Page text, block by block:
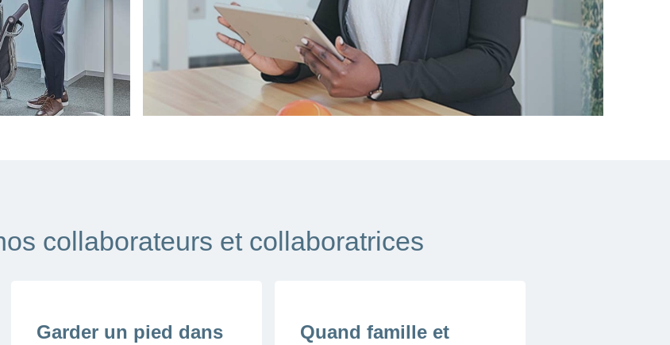
collaborateurs et collaboratrices
Garder un pied dans Quand famille et